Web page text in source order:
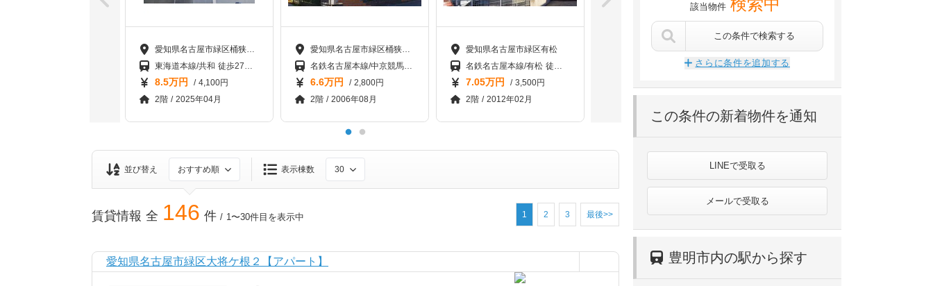
愛知県名古屋市緑区桶狭間森前
東海道本線/共和 徒歩27分名鉄名古屋本線/中京競馬場前 徒歩33分東海道本線/南大高 徒歩34分
8.5万円
/ 4,100円
2階 / 2025年04月
愛知県名古屋市緑区桶狭間北3丁目
名鉄名古屋本線/中京競馬場前 徒歩18分名鉄名古屋本線/有松 徒歩21分東海道本線/南大高 徒歩37分
6.6万円
/ 2,800円
2階 / 2006年08月
愛知県名古屋市緑区有松
名鉄名古屋本線/有松 徒歩2分名鉄名古屋本線/左京山 徒歩14分名鉄名古屋本線/中京競馬場前 徒歩19分
7.05万円
/ 3,500円
2階 / 2012年02月
愛知県名古屋市緑区桶狭間上の山
名鉄名古屋本線/有松 バス10分 下切バス停から徒歩6分名鉄名古屋本線/中京競馬場前 徒歩26分東海道本線/共和 徒歩31分
並び替え おすすめ順 表示棟数 30
賃貸情報 全 146 件 / 1〜30件目を表示中 1 2 3 最後>>
愛知県名古屋市緑区大将ケ根２【アパート】
該当物件 検索中
この条件で検索する
さらに条件を追加する
この条件の新着物件を通知
LINEで受取る
メールで受取る
豊明市内の駅から探す